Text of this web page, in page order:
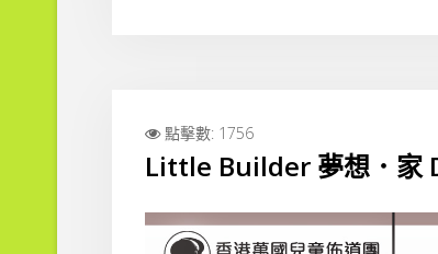
點擊數: 1756
Little Builder 夢想．家